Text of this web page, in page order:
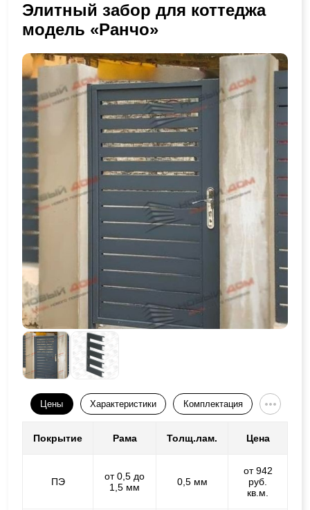
Элитный забор для коттеджа
модель «Ранчо»
Цены Характеристики Комплектация
Покрытие Рама Толщ.лам. Цена
ПЭ
от 0,5 до
1,5 мм
0,5 мм
от 942
руб.
кв.м.